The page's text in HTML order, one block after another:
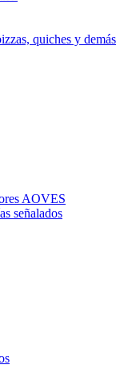
quiches y demás
AOVES
señalados